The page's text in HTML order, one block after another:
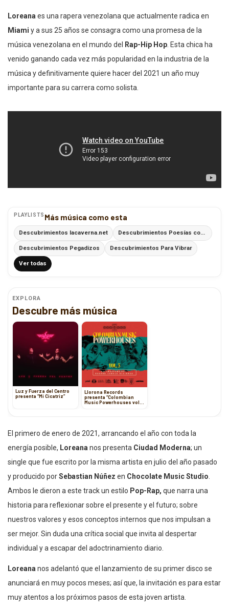
Loreana es una rapera venezolana que actualmente radica en
Miami y a sus 25 años se consagra como una promesa de la
música venezolana en el mundo del
Rap-Hip Hop . Esta chica ha
venido ganando cada vez más popularidad en la industria de la
música y definitivamente quiere hacer del 2021 un año muy
importante para su carrera como solista.
PLAYLISTS Más música como esta
Descubrimientos lacaverna.net Descubrimientos Poesías con Ritmo
Descubrimientos Pegadizos Descubrimientos Para Vibrar
Ver todas
EXPLORA
Descubre más música
Luz y Fuerza del Centro
presenta “Mi Cicatriz”
Llorona Records
presenta “Colombian
Music Powerhouses vol.
El primero de enero de 2021, arrancando el año con toda la
energía posible, Loreana nos presenta Ciudad Moderna; un
single que fue escrito por la misma artista en julio del año pasado
y producido porSebastian Núñez en Chocolate Music Studio
Ambos le dieron a este track un estilo Pop-Rap, que narra una
historia para reflexionar sobre el presente y el futuro; sobre
nuestros valores y esos conceptos internos que nos impulsan a
ser mejor. Sin duda una crítica social que invita al despertar
individual y a escapar del adoctrinamiento diario.
Loreana nos adelantó que el lanzamiento de su primer disco se
anunciará en muy pocos meses; así que, la invitación es para estar
muy atentos a los próximos pasos de esta joven artista.